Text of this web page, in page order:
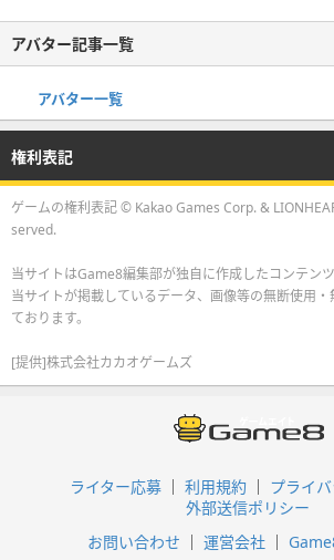
アバター記事一覧
アバター一覧
権利表記
ゲームの権利表記 © Kakao Games Corp. &
served.
当サイトはGame8編集部が独自に作成したコンテンツ
当サイトが掲載しているデータ、画像等の無断使用
ております。
[提供]株式会社カカオゲームズ
ライター応募 利用規約
プライ
外部送信ポリシー
お問い合わせ
運営会社